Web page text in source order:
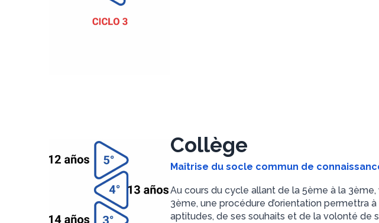
Collège
Maîtrise du socle commun de
Au cours du cycle allant de la 5ème à la
3ème, une procédure d’orientation permettra
aptitudes, de ses souhaits et de la volonté de